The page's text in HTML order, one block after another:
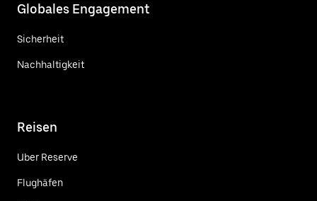
Globales Engagement
Sicherheit
Nachhaltigkeit
Reisen
Uber Reserve
Flughäfen